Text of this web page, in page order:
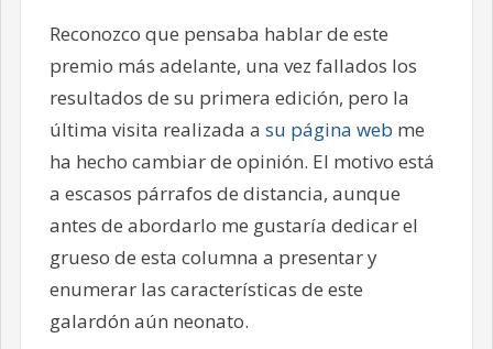
Reconozco que pensaba hablar de este
premio más adelante, una vez fallados los
resultados de su primera edición, pero la
última visita realizada a su página web me
ha hecho cambiar de opinión. El motivo está
a escasos párrafos de distancia, aunque
antes de abordarlo me gustaría dedicar el
grueso de esta columna a presentar y
enumerar las características de este
galardón aún neonato.